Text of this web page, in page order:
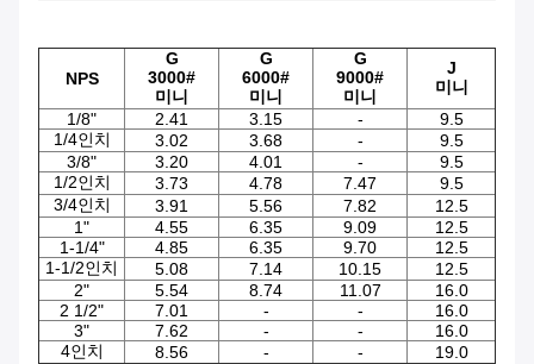
NPS
G
3000#
미니
G
6000#
미니
G
9000#
미니
J
미니
1/8"
2.41 3.15 -
9.5
1/4인치
3.02 3.68 -
9.5
3/8"
3.20 4.01 -
9.5
1/2인치
3.73 4.78 7.47
9.5
3/4인치
3.91 5.56 7.82
12.5
1"
4.55 6.35 9.09
12.5
1-1/4"
4.85 6.35 9.70
12.5
1-1/2인치
5.08 7.14 10.15
12.5
2"
5.54 8.74 11.07
16.0
2 1/2"
7.01 - -
16.0
3"
7.62 - -
16.0
4인치
8.56 - - 19.0